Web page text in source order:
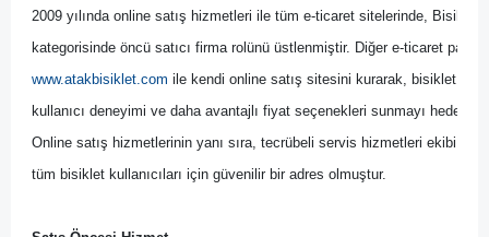
2009 yılında online satış hizmetleri ile tüm e-ticaret sitelerinde,
kategorisinde öncü satıcı firma rolünü üstlenmiştir. Diğer e-ticaret
www.atakbisiklet.com ile kendi online satış sitesini kurarak, bisiklet
kullanıcı deneyimi ve daha avantajlı fiyat seçenekleri sunmayı
Online satış hizmetlerinin yanı sıra, tecrübeli servis hizmetleri ekibi ile
tüm bisiklet kullanıcıları için güvenilir bir adres olmuştur.